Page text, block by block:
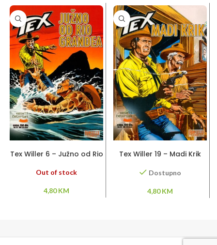
Tex Willer 6 – Južno od Rio
Out of stock
4,80KM
Tex Willer 19 – Madi Krik
Dostupno
4,80KM